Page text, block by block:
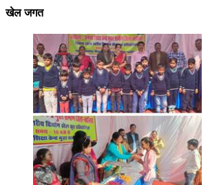
खेल जगत